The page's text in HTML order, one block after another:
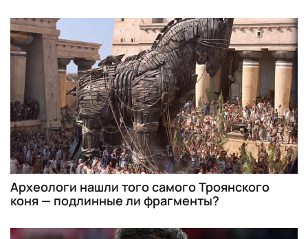
Археологи нашли того самого Троянского
коня — подлинные ли фрагменты?